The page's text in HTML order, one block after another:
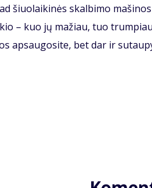
šiuolaikinės skalbimo
– kuo jų mažiau, tuo
apsaugosite, bet dar ir